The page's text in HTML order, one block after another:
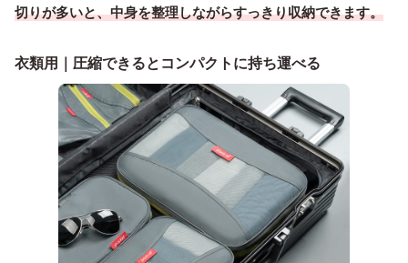
切りが多いと、中身を整理しながらすっきり収納できます。
衣類用｜圧縮できるとコンパクトに持ち運べる